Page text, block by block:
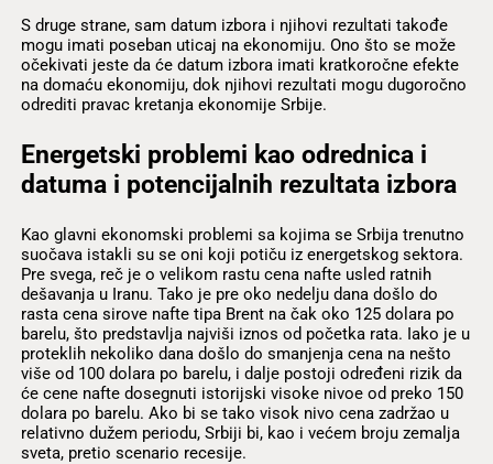
S druge strane, sam datum izbora i njihovi rezultati takođe
mogu imati poseban uticaj na ekonomiju. Ono što se može
očekivati jeste da će datum izbora imati kratkoročne efekte
na domaću ekonomiju, dok njihovi rezultati mogu dugoročno
odrediti pravac kretanja ekonomije Srbije.
Energetski problemi kao odrednica i
datuma i potencijalnih rezultata izbora
Kao glavni ekonomski problemi sa kojima se Srbija trenutno
suočava istakli su se oni koji potiču iz energetskog sektora.
Pre svega, reč je o velikom rastu cena nafte usled ratnih
dešavanja u Iranu. Tako je pre oko nedelju dana došlo do
rasta cena sirove nafte tipa Brent na čak oko 125 dolara po
barelu, što predstavlja najviši iznos od početka rata. Iako je u
proteklih nekoliko dana došlo do smanjenja cena na nešto
više od 100 dolara po barelu, i dalje postoji određeni rizik da
će cene nafte dosegnuti istorijski visoke nivoe od preko 150
dolara po barelu. Ako bi se tako visok nivo cena zadržao u
relativno dužem periodu, Srbiji bi, kao i većem broju zemalja
sveta, pretio scenario recesije.